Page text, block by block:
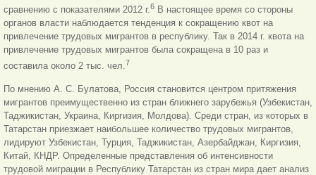
сравнению с показателями 2012 г.6 В настоящее время со стороны
органов власти наблюдается тенденция к сокращению квот на
привлечение трудовых мигрантов в республику. Так в 2014 г. квота на
привлечение трудовых мигрантов была сокращена в 10 раз и
составила около 2 тыс. чел.7
По мнению А. С. Булатова, Россия становится центром притяжения
мигрантов преимущественно из стран ближнего зарубежья (Узбекистан,
Таджикистан, Украина, Киргизия, Молдова). Среди стран, из которых в
Татарстан приезжает наибольшее количество трудовых мигрантов,
лидируют Узбекистан, Турция, Таджикистан, Азербайджан, Киргизия,
Китай, КНДР. Определенные представления об интенсивности
трудовой миграции в Республику Татарстан из стран мира дает анализ